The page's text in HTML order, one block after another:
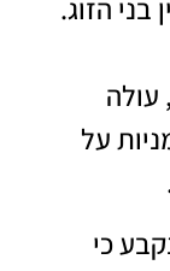
הזוג.
עולה
על
כי